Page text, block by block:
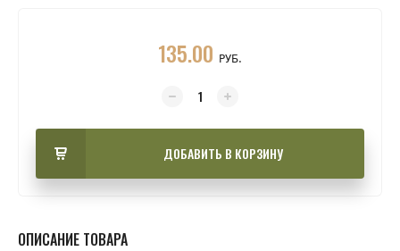
135.00 РУБ.
ДОБАВИТЬ В КОРЗИНУ
ОПИСАНИЕ ТОВАРА